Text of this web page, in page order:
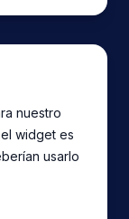
nuestro
widget es
usarlo